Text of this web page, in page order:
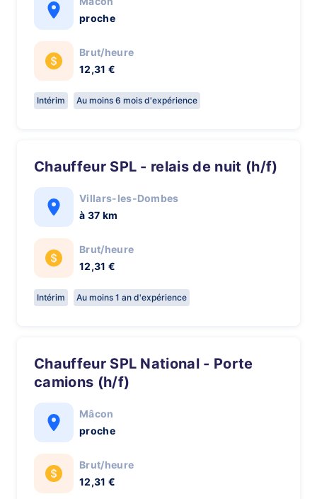
proche
Brut/heure
12,31 €
Intérim Au moins 6 mois d'expérience
Chauffeur SPL - relais de nuit (h/f)
Villars-les-Dombes
à 37 km
Brut/heure
12,31 €
Intérim Au moins 1 an d'expérience
Chauffeur SPL National - Porte
camions (h/f)
Mâcon
proche
Brut/heure
12,31 €